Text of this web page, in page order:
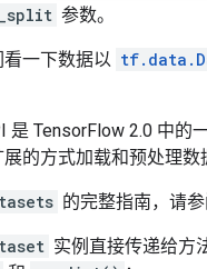
参数。
一下数据以
是 TensorFlow 2.0 中的
的方式加载和预处理数
的完整指南，请参
实例直接传递给方